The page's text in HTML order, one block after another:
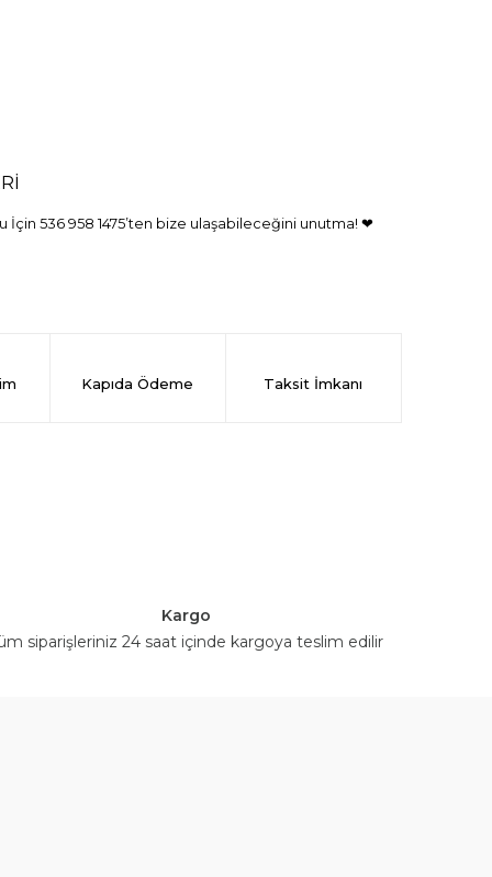
536 958 1475’ten bize ulaşabileceğini unutma! ❤
Kapıda Ödeme Taksit İmkanı
Kargo
siparişleriniz 24 saat içinde kargoya teslim edilir